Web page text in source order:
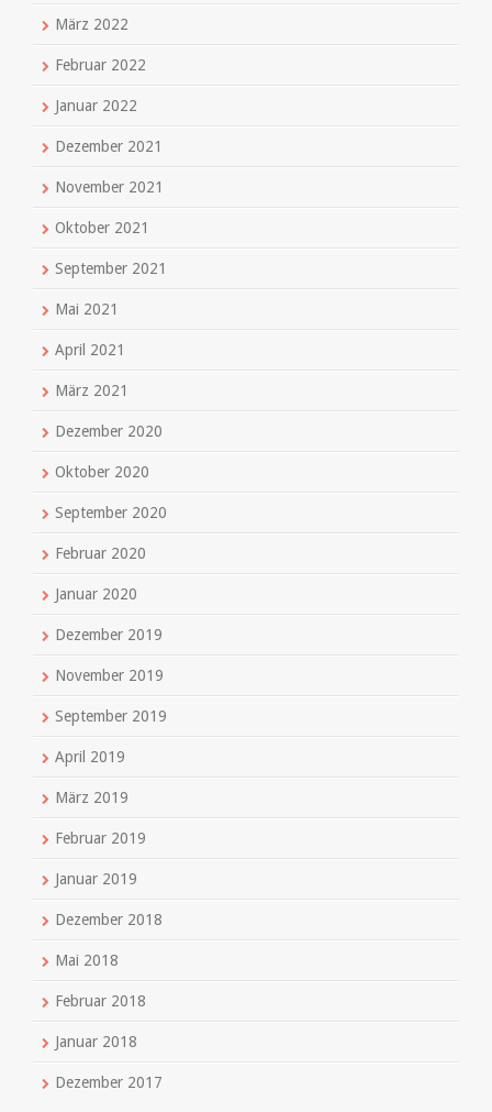
März 2022
Februar 2022
Januar 2022
Dezember 2021
November 2021
Oktober 2021
September 2021
Mai 2021
April 2021
März 2021
Dezember 2020
Oktober 2020
September 2020
Februar 2020
Januar 2020
Dezember 2019
November 2019
September 2019
April 2019
März 2019
Februar 2019
Januar 2019
Dezember 2018
Mai 2018
Februar 2018
Januar 2018
Dezember 2017